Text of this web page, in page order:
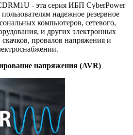
- эта серия ИБП CyberPower
надежное резервное
компьютеров, сетевого,
и других электронных
скачков, провалов напряжения и
напряжения (AVR)